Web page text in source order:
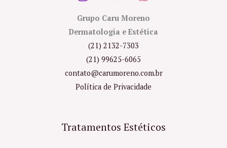
Grupo Caru Moreno
Dermatologia e Estética
(21) 2132-7303
(21) 99625-6065
contato@carumoreno.com.br
Política de Privacidade
Tratamentos Estéticos